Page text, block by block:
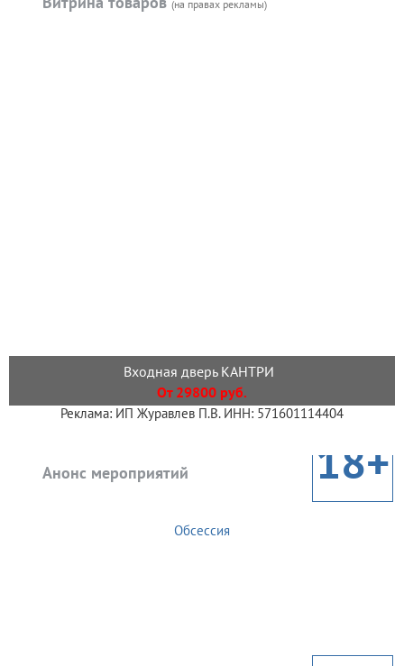
(на правах рекламы)
Входная дверь КАНТРИ
От 29800 руб.
Реклама: ИП Журавлев П.В. ИНН: 571601114404
Анонс мероприятий 18+
Обсессия